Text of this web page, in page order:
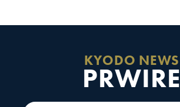
KYODO NEWS
PRWIRE